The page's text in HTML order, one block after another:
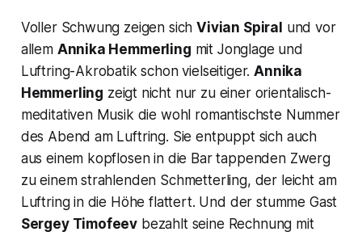
Voller Schwung zeigen sichVivian Spiral und vor
allem Annika Hemmerling mit Jonglage und
Luftring-Akrobatik schon vielseitiger.Annika
Hemmerling zeigt nicht nur zu einer orientalisch-
meditativen Musik die wohl romantischste Nummer
des Abend am Luftring. Sie entpuppt sich auch
aus einem kopflosen in die Bar tappenden Zwerg
zu einem strahlenden Schmetterling, der leicht am
Luftring in die Höhe flattert. Und der stumme Gast
Sergey Timofeev bezahlt seine Rechnung mit